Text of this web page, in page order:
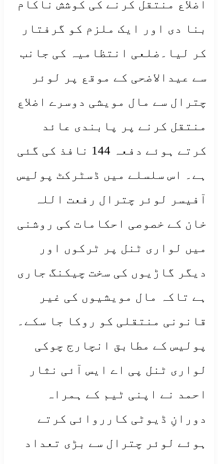
اضلاع منتقل کرنے کی کوشش ناکام
بنا دی اور ایک ملزم کو گرفتار
کر لیا۔ضلعی انتظامیہ کی جانب
سے عیدالاضحی کے موقع پر لوئر
چترال سے مال مویشی دوسرے اضلاع
منتقل کرنے پر پابندی عائد
کرتے ہوئے دفعہ 144 نافذ کی گئی
ہے۔ اس سلسلے میں ڈسٹرکٹ پولیس
آفیسر لوئر چترال رفعت اللہ
خان کے خصوصی احکامات کی روشنی
میں لواری ٹنل پر ٹرکوں اور
دیگر گاڑیوں کی سخت چیکنگ جاری
ہے تاکہ مال مویشیوں کی غیر
قانونی منتقلی کو روکا جا سکے۔
پولیس کے مطابق انچارج چوکی
لواری ٹنل پی اے ایس آئی نثار
احمد نے اپنی ٹیم کے ہمراہ
دورانِ ڈیوٹی کارروائی کرتے
ہوئے لوئر چترال سے بڑی تعداد